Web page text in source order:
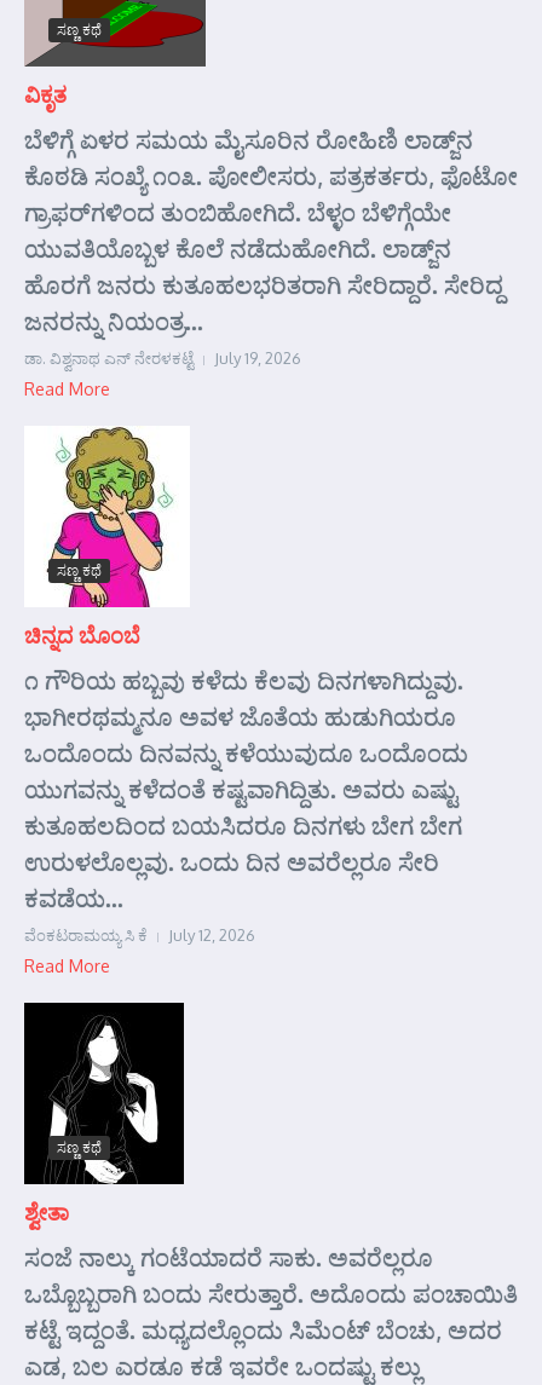
ಸಣ್ಣ ಕಥೆ
ವಿಕೃತ
ಬೆಳಿಗ್ಗೆ ಏಳರ ಸಮಯ ಮೈಸೂರಿನ ರೋಹಿಣಿ ಲಾಡ್ಜ್‌ನ
ಕೊಠಡಿ ಸಂಖ್ಯೆ ೧೦೩. ಪೋಲೀಸರು, ಪತ್ರಕರ್ತರು, ಫೊಟೋ
ಗ್ರಾಫರ್‌ಗಳಿಂದ ತುಂಬಿಹೋಗಿದೆ. ಬೆಳ್ಳಂ ಬೆಳಿಗ್ಗೆಯೇ
ಯುವತಿಯೊಬ್ಬಳ ಕೊಲೆ ನಡೆದುಹೋಗಿದೆ. ಲಾಡ್ಜ್‌ನ
ಹೊರಗೆ ಜನರು ಕುತೂಹಲಭರಿತರಾಗಿ ಸೇರಿದ್ದಾರೆ. ಸೇರಿದ್ದ
ಜನರನ್ನು ನಿಯಂತ್ರ...
ಡಾ. ವಿಶ್ವನಾಥ ಎನ್ ನೇರಳಕಟ್ಟೆ July 19, 2026
Read More
ಸಣ್ಣ ಕಥೆ
ಚಿನ್ನದ ಬೊಂಬೆ
೧ ಗೌರಿಯ ಹಬ್ಬವು ಕಳೆದು ಕೆಲವು ದಿನಗಳಾಗಿದ್ದುವು.
ಭಾಗೀರಥಮ್ಮನೂ ಅವಳ ಜೊತೆಯ ಹುಡುಗಿಯರೂ
ಒಂದೊಂದು ದಿನವನ್ನು ಕಳೆಯುವುದೂ ಒಂದೊಂದು
ಯುಗವನ್ನು ಕಳೆದಂತೆ ಕಷ್ಟವಾಗಿದ್ದಿತು. ಅವರು ಎಷ್ಟು
ಕುತೂಹಲದಿಂದ ಬಯಸಿದರೂ ದಿನಗಳು ಬೇಗ ಬೇಗ
ಉರುಳಲೊಲ್ಲವು. ಒಂದು ದಿನ ಅವರೆಲ್ಲರೂ ಸೇರಿ
ಕವಡೆಯ...
ವೆಂಕಟರಾಮಯ್ಯ ಸಿ ಕೆ July 12, 2026
Read More
ಸಣ್ಣ ಕಥೆ
ಶ್ವೇತಾ
ಸಂಜೆ ನಾಲ್ಕು ಗಂಟೆಯಾದರೆ ಸಾಕು. ಅವರೆಲ್ಲರೂ
ಒಬ್ಬೊಬ್ಬರಾಗಿ ಬಂದು ಸೇರುತ್ತಾರೆ. ಅದೊಂದು ಪಂಚಾಯಿತಿ
ಕಟ್ಟೆ ಇದ್ದಂತೆ. ಮಧ್ಯದಲ್ಲೊಂದು ಸಿಮೆಂಟ್ ಬೆಂಚು, ಅದರ
ಎಡ, ಬಲ ಎರಡೂ ಕಡೆ ಇವರೇ ಒಂದಷ್ಟು ಕಲ್ಲು